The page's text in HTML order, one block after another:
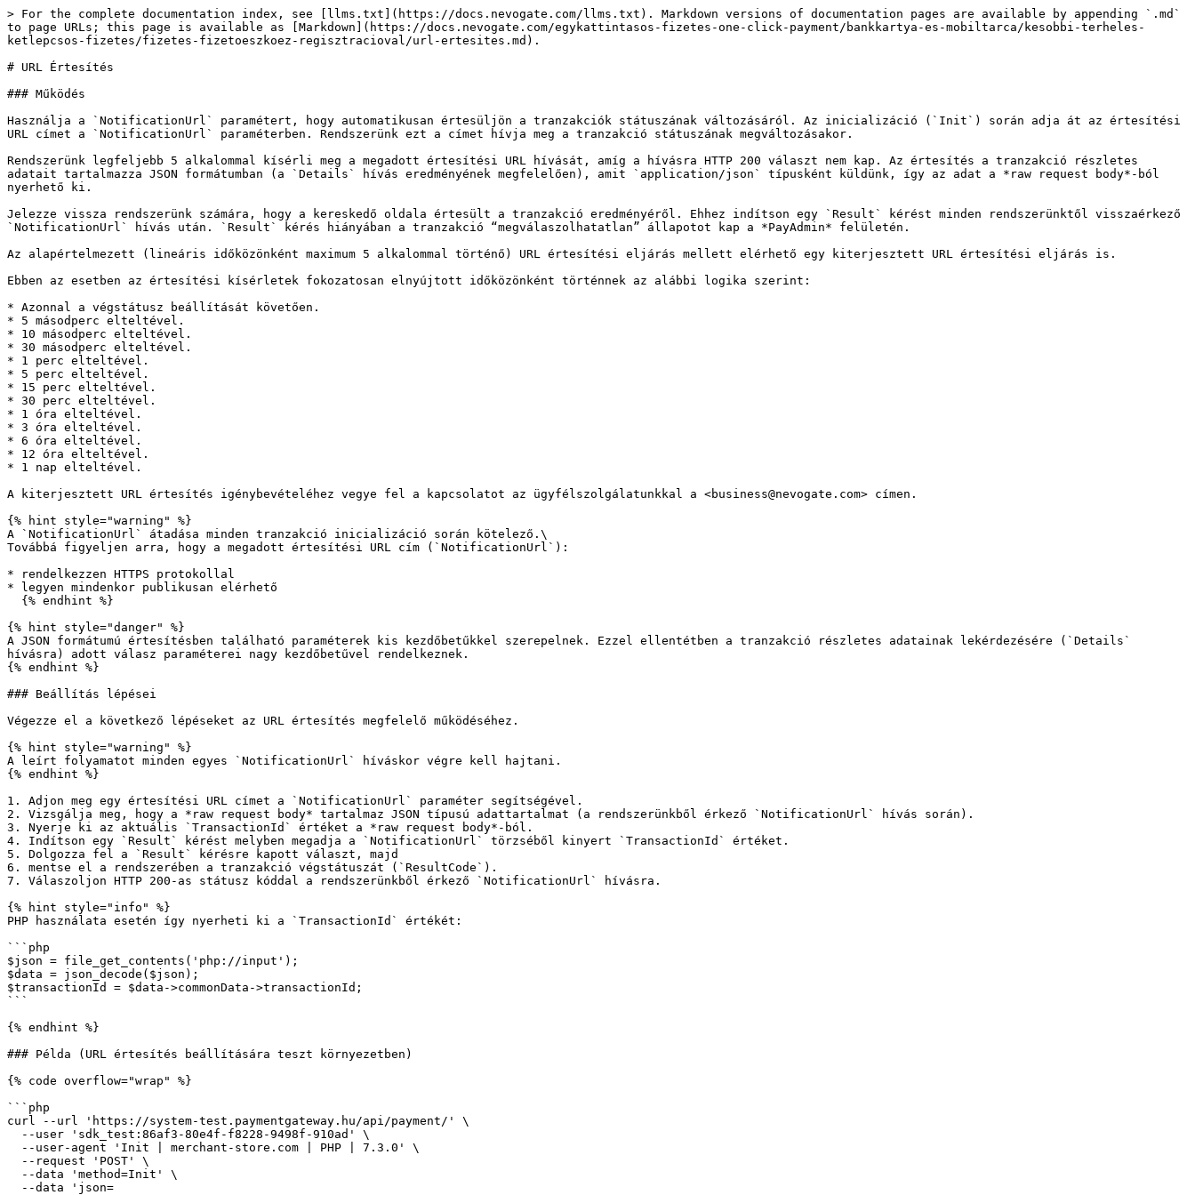
> For the complete documentation index, see [llms.txt](https://docs.nevogate.com/llms.txt). Markdown versions of documentation pages are available by appending `.md`
to page URLs; this page is available as [Markdown](https://docs.nevogate.com/egykattintasos-fizetes-one-click-payment/bankkartya-es-mobiltarca/kesobbi-terheles-
ketlepcsos-fizetes/fizetes-fizetoeszkoez-regisztracioval/url-ertesites.md).
# URL Értesítés
### Működés
Használja a `NotificationUrl` paramétert, hogy automatikusan értesüljön a tranzakciók státuszának változásáról. Az inicializáció (`Init`) során adja át az értesítési
URL címet a `NotificationUrl` paraméterben. Rendszerünk ezt a címet hívja meg a tranzakció státuszának megváltozásakor.
Rendszerünk legfeljebb 5 alkalommal kísérli meg a megadott értesítési URL hívását, amíg a hívásra HTTP 200 választ nem kap. Az értesítés a tranzakció részletes
adatait tartalmazza JSON formátumban (a `Details` hívás eredményének megfelelően), amit `application/json` típusként küldünk, így az adat a *raw request body*-ból
nyerhető ki.
Jelezze vissza rendszerünk számára, hogy a kereskedő oldala értesült a tranzakció eredményéről. Ehhez indítson egy `Result` kérést minden rendszerünktől visszaérkező
`NotificationUrl` hívás után. `Result` kérés hiányában a tranzakció “megválaszolhatatlan” állapotot kap a *PayAdmin* felületén.
Az alapértelmezett (lineáris időközönként maximum 5 alkalommal történő) URL értesítési eljárás mellett elérhető egy kiterjesztett URL értesítési eljárás is.
Ebben az esetben az értesítési kísérletek fokozatosan elnyújtott időközönként történnek az alábbi logika szerint:
* Azonnal a végstátusz beállítását követően.
* 5 másodperc elteltével.
* 10 másodperc elteltével.
* 30 másodperc elteltével.
* 1 perc elteltével.
* 5 perc elteltével.
* 15 perc elteltével.
* 30 perc elteltével.
* 1 óra elteltével.
* 3 óra elteltével.
* 6 óra elteltével.
* 12 óra elteltével.
* 1 nap elteltével.
A kiterjesztett URL értesítés igénybevételéhez vegye fel a kapcsolatot az ügyfélszolgálatunkkal a <business@nevogate.com> címen.
{% hint style="warning" %}
A `NotificationUrl` átadása minden tranzakció inicializáció során kötelező.\
Továbbá figyeljen arra, hogy a megadott értesítési URL cím (`NotificationUrl`):
* rendelkezzen HTTPS protokollal
* legyen mindenkor publikusan elérhető
{% hint style="danger" %}
A JSON formátumú értesítésben található paraméterek kis kezdőbetűkkel szerepelnek. Ezzel ellentétben a tranzakció részletes adatainak lekérdezésére (`Details`
hívásra) adott válasz paraméterei nagy kezdőbetűvel rendelkeznek.
{% endhint %}
### Beállítás lépései
Végezze el a következő lépéseket az URL értesítés megfelelő működéséhez.
{% hint style="warning" %}
A leírt folyamatot minden egyes `NotificationUrl` híváskor végre kell hajtani.
{% endhint %}
1. Adjon meg egy értesítési URL címet a `NotificationUrl` paraméter segítségével.
2. Vizsgálja meg, hogy a *raw request body* tartalmaz JSON típusú adattartalmat (a rendszerünkből érkező `NotificationUrl` hívás során).
3. Nyerje ki az aktuális `TransactionId` értéket a *raw request body*-ból.
4. Indítson egy `Result` kérést melyben megadja a `NotificationUrl` törzséből kinyert `TransactionId` értéket.
5. Dolgozza fel a `Result` kérésre kapott választ, majd
6. mentse el a rendszerében a tranzakció végstátuszát (`ResultCode`).
7. Válaszoljon HTTP 200-as státusz kóddal a rendszerünkből érkező `NotificationUrl` hívásra.
{% hint style="info" %}
PHP használata esetén így nyerheti ki a `TransactionId` értékét:
```php
$json = file_get_contents('php://input');
$data = json_decode($json);
$transactionId = $data->commonData->transactionId;
```
{% endhint %}
### Példa (URL értesítés beállítására teszt környezetben)
{% code overflow="wrap" %}
```php
curl --url 'https://system-test.paymentgateway.hu/api/payment/' \